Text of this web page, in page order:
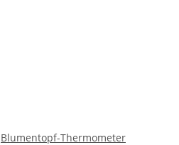
Blumentopf-Thermometer